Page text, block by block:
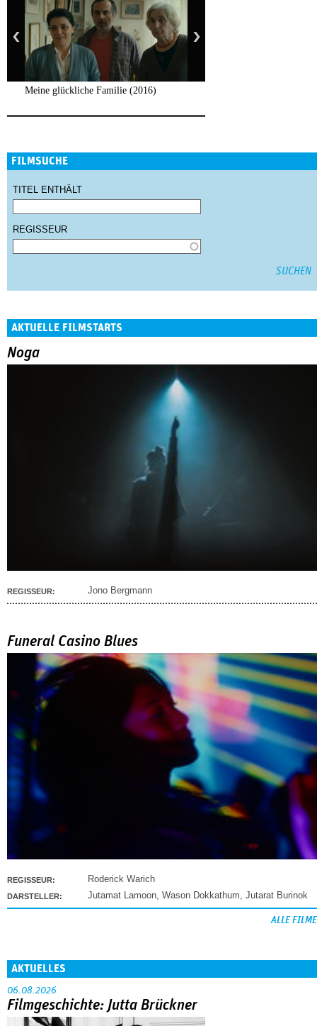
Meine glückliche Familie (2016)
FILMSUCHE
TITEL ENTHÄLT
REGISSEUR
AKTUELLE FILMSTARTS
Noga
REGISSEUR: Jono Bergmann
Funeral Casino Blues
REGISSEUR: Roderick Warich
DARSTELLER: Jutamat Lamoon, Wason Dokkathum, Jutarat Burinok
ALLE FILME
AKTUELLES
06.08.2026
Filmgeschichte: Jutta Brückner